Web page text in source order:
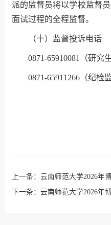
派的监督员将以学校监督
面试过程的全程监督。
（十）监督投诉电话
0871-65910081（研究
0871-65911266（纪检
上一条： 云南师范大学2026年
下一条： 云南师范大学2026年